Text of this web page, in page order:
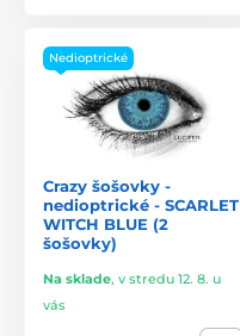
Nedioptrické
Crazy šošovky -
nedioptrické - SCARLET
WITCH BLUE (2
šošovky)
Na sklade, v stredu 12. 8. u
vás